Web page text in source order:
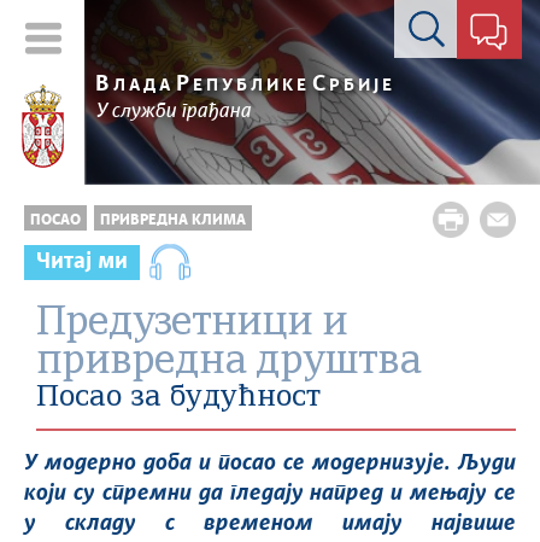
Контакт форма
В ЛАДА РЕПУБЛИКЕ СРБИЈЕ
У служби грађана
ПОСАО ПРИВРЕДНА КЛИМА
Читај ми
Предузетници и
привредна друштва
Посао за будућност
У модерно доба и посао се модернизује. Људи
који су спремни да гледају напред и мењају се
у складу с временом имају највише